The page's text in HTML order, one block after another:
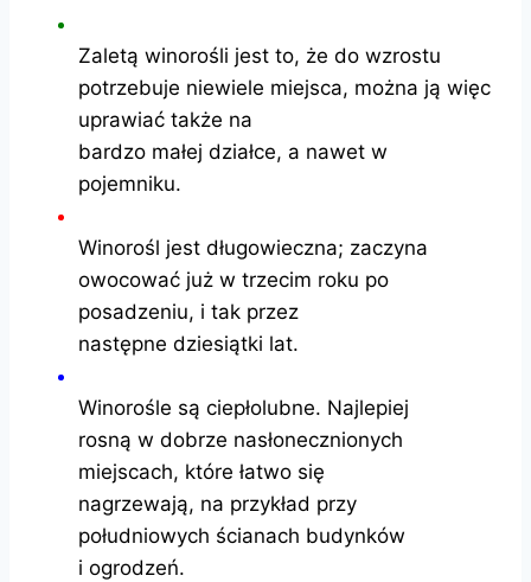
Zaletą winorośli jest to, że do wzrostu
potrzebuje niewiele miejsca, można ją więc
uprawiać także na
bardzo małej działce, a nawet w
pojemniku.
Winorośl jest długowieczna; zaczyna
owocować już w trzecim roku po
posadzeniu, i tak przez
następne dziesiątki lat.
Winorośle są ciepłolubne. Najlepiej
rosną w dobrze nasłonecznionych
miejscach, które łatwo się
nagrzewają, na przykład przy
południowych ścianach budynków
i ogrodzeń.